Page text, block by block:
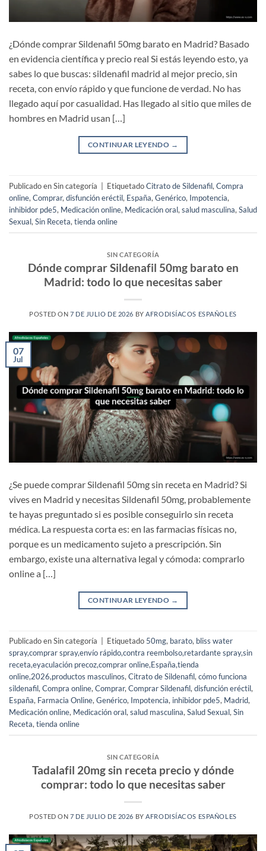
¿Dónde comprar Sildenafil 50mg barato en Madrid? Basado
en evidencia científica y precio real Si estás leyendo esto, ya
sabes lo que buscas: sildenafil madrid al mejor precio, sin
receta, con envío rápido y que funcione de verdad. No has
llegado aquí por casualidad. Has llegado al sitio que miles de
hombres en Madrid usan […]
CONTINUAR LEYENDO →
Publicado en Sin categoría EtiquetadoCitrato de Sildenafil, Compra
online, Comprar, disfunción eréctil, España, Genérico, Impotencia,
inhibidor pde5, Medicación online, Medicación oral, salud masculina, Salud
Sexual, Sin Receta, tienda online
SIN CATEGORÍA
Dónde comprar Sildenafil 50mg barato en
Madrid: todo lo que necesitas saber
POSTED ON 7 DE JULIO DE 2026 BYAFRODISÍACOS ESPAÑOLES
07
Jul
¿Se puede comprar Sildenafil 50mg sin receta en Madrid? Si
vives en Madrid y necesitas Sildenafil 50mg, probablemente
te hayas preguntado si es posible conseguirlo sin receta
médica. La respuesta corta es: en las farmacias físicas no,
porque es un medicamento sujeto a prescripción. Sin
embargo, existe una alternativa legal y cómoda: comprarlo
online a […]
CONTINUAR LEYENDO →
Publicado en Sin categoría Etiquetado 50mg, barato, bliss water
spray,comprar spray,envío rápido,contra reembolso,retardante spray,sin
receta,eyaculación precoz,comprar online,España,tienda
online,2026,productos masculinos, Citrato de Sildenafil, cómo funciona
sildenafil, Compra online, Comprar, Comprar Sildenafil, disfunción eréctil,
España, Farmacia Online, Genérico, Impotencia, inhibidor pde5, Madrid,
Medicación online, Medicación oral, salud masculina, Salud Sexual, Sin
Receta, tienda online
SIN CATEGORÍA
Tadalafil 20mg sin receta precio y dónde
comprar: todo lo que necesitas saber
POSTED ON 7 DE JULIO DE 2026 BYAFRODISÍACOS ESPAÑOLES